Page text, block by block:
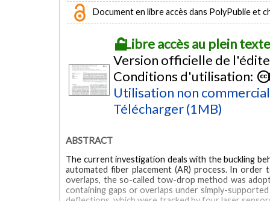
Document en libre accès dans PolyPublie et
Libre accès au plein
Version officielle de
Conditions d'utilisation:
Utilisation non
Télécharger (1MB)
ABSTRACT
The current investigation deals with the buckling
automated fiber placement (AR) process. In
overlaps, the so-called tow-drop method was
containing gaps or overlaps under simply-